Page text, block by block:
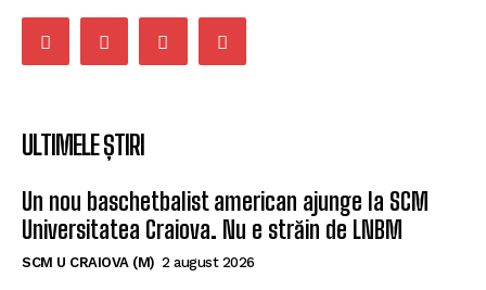
ULTIMELE ȘTIRI
Un nou baschetbalist american ajunge la SCM
Universitatea Craiova. Nu e străin de LNBM
SCM U CRAIOVA (M) 2 august 2026